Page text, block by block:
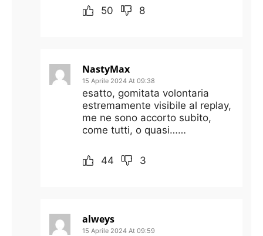
50 8
NastyMax
15 Aprile 2024 At 09:38
esatto, gomitata volontaria
estremamente visibile al replay,
me ne sono accorto subito,
come tutti, o quasi……
44 3
alweys
15 Aprile 2024 At 09:59